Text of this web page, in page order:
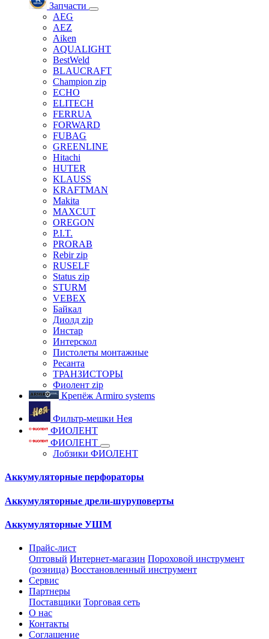
Запчасти
AEG
AEZ
Aiken
AQUALIGHT
BestWeld
BLAUCRAFT
Champion zip
ECHO
ELITECH
FERRUA
FORWARD
FUBAG
GREENLINE
Hitachi
HUTER
KLAUSS
KRAFTMAN
Makita
MAXCUT
OREGON
P.I.T.
PRORAB
Rebir zip
RUSELF
Status zip
STURM
VEBEX
Байкал
Диолд zip
Инстар
Интерскол
Пистолеты монтажные
Ресанта
ТРАНЗИСТОРЫ
Фиолент zip
Крепёж Armiro systems
Фильтр-мешки Нея
ФИОЛЕНТ
ФИОЛЕНТ
Лобзики ФИОЛЕНТ
Аккумуляторные перфораторы
Аккумуляторные дрели-шуруповерты
Аккумуляторные УШМ
Прайс-лист
Оптовый Интернет-магазин Пороховой инструмент
(розница) Восстановленный инструмент
Сервис
Партнеры
Поставщики Торговая сеть
О нас
Контакты
Соглашение